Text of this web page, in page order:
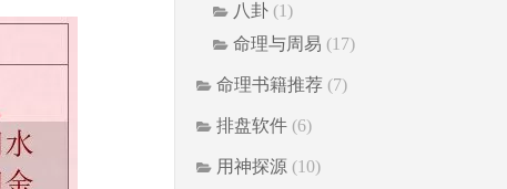
八卦 (1)
命理与周易 (17)
命理书籍推荐 (7)
排盘软件 (6)
用神探源 (10)